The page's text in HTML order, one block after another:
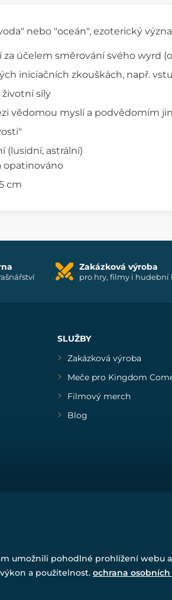
nebo "oceán", ezoterický
účelem směrování svého wyrd
iniciačních zkouškách, např.
životní síly
vědomou myslí a podvědomím
(lusidní, astrální)
opatinováno
cm
Zakázková výroba
pro hry, filmy i hudební
SLUŽBY
Zakázková výroba
Meče pro Kingdom
Filmový merch
Blog
Powered bySimplia.cz, protected by
umožnili pohodlné prohlížení webu
a použitelnost. ochrana